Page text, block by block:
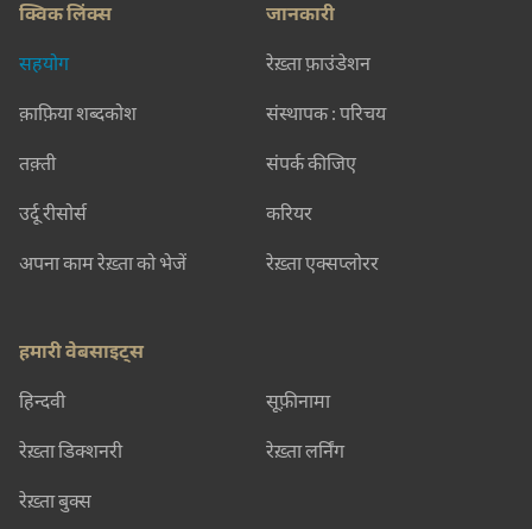
क्विक लिंक्स
सहयोग
क़ाफ़िया शब्दकोश
तक़्ती
उर्दू रीसोर्स
अपना काम रेख़्ता को भेजें
जानकारी
रेख़्ता फ़ाउंडेशन
संस्थापक : परिचय
संपर्क कीजिए
करियर
रेख़्ता एक्सप्लोरर
हमारी वेबसाइट्स
हिन्दवी सूफ़ीनामा
रेख़्ता डिक्शनरी रेख़्ता लर्निंग
रेख़्ता बुक्स